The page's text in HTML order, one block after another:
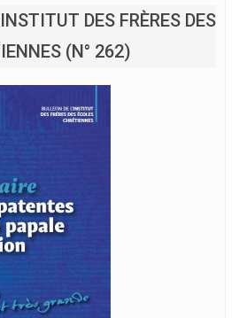
DES FRÈRES DES
(N° 262)